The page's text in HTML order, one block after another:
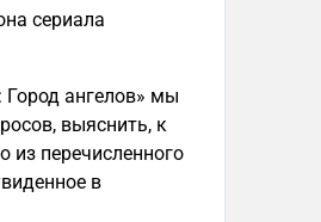
сериала
ангелов» мы
выяснить, к
из перечисленного
в